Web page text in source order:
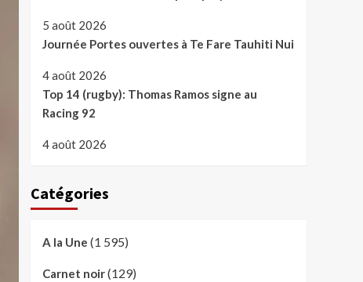
5 août 2026
Journée Portes ouvertes à Te Fare Tauhiti Nui
4 août 2026
Top 14 (rugby): Thomas Ramos signe au
Racing 92
4 août 2026
Catégories
A la Une (1 595)
Carnet noir(129)